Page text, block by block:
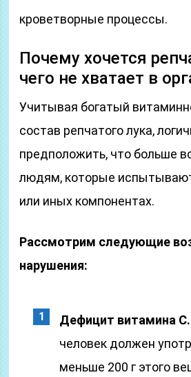
кроветворные процессы.
Почему хочется
чего не хватает в
Учитывая богатый
состав репчатого лука,
предположить, что больше
людям, которые
или иных компонентах.
Рассмотрим следующие
нарушения:
Дефицит витамина С.
человек должен
меньше 200 г этого